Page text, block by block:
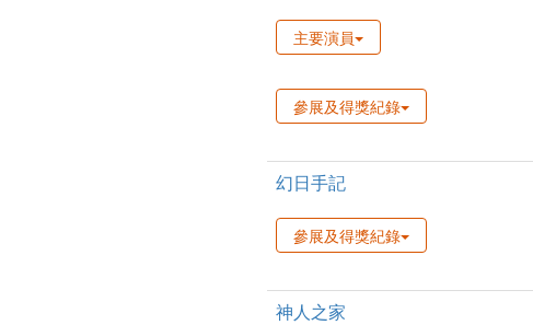
主要演員
參展及得獎紀錄
幻日手記
參展及得獎紀錄
神人之家